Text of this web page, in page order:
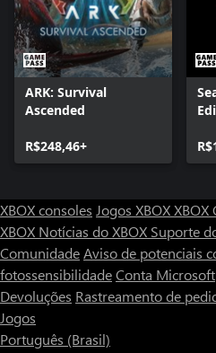
ARK: Survival
Ascended
R$248,46+
XBOX consoles Jogos XBOXXBOX
XBOX Notícias do XBOX Suporte
ComunidadeAviso de potenciais
fotossensibilidadeConta Microsoft
Devoluções Rastreamento de
Jogos
Português (Brasil)